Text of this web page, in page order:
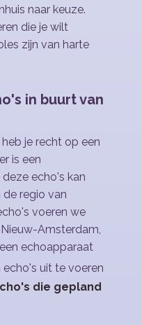
naar keuze.
die je wilt
zijn van harte
in buurt van
je recht op een
is een
echo's kan
regio van
voeren we
Amsterdam,
echoapparaat
uit te voeren
die gepland